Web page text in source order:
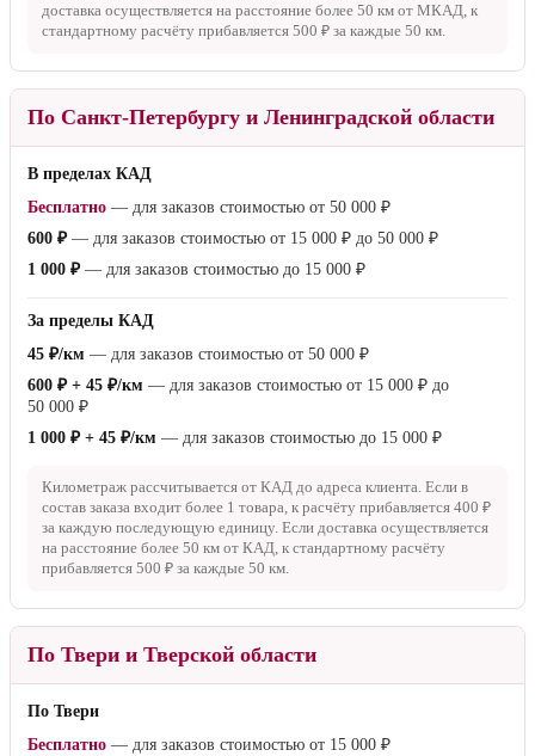
доставка осуществляется на расстояние более 50 км от МКАД, к
стандартному расчёту прибавляется 500 ₽ за каждые 50 км
По Санкт-Петербургу и Ленинградской области
В пределах КАД
Бесплатно — для заказов стоимостью от 50 000 ₽
600 ₽— для заказов стоимостью от 15 000 ₽ до 50 000 ₽
1 000 ₽— для заказов стоимостью до 15 000 ₽
За пределы КАД
45 ₽/км — для заказов стоимостью от 50 000 ₽
600 ₽ + 45 ₽/км — для заказов стоимостью от 15 000 ₽ до
50 000 ₽
1 000 ₽ + 45 ₽/км — для заказов стоимостью до 15 000 ₽
Километраж рассчитывается от КАД до адреса клиента. Если в
состав заказа входит более 1 товара, к расчёту прибавляется 400 ₽
за каждую последующую единицу. Если доставка осуществляется
на расстояние более 50 км от КАД, к стандартному расчёту
прибавляется 500 ₽ за каждые 50 км
По Твери и Тверской области
По Твери
Бесплатно — для заказов стоимостью от 15 000 ₽